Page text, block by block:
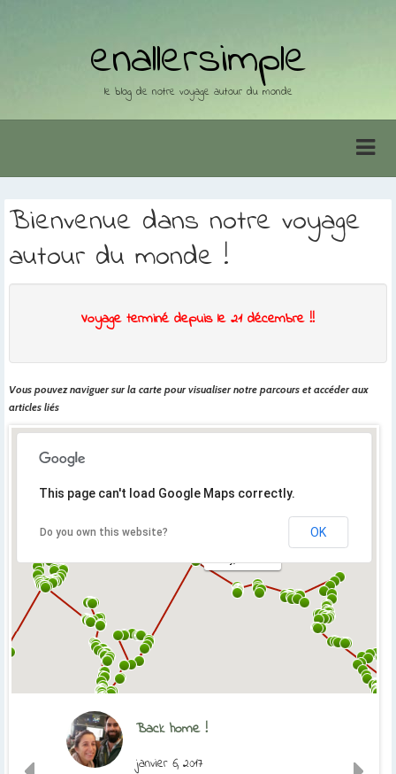
enallersimple
le blog de notre voyage autour du monde
Bienvenue dans notre voyage
autour du monde !
Voyage terminé depuis le 21 décembre !!
Vous pouvez naviguer sur la carte pour visualiser notre parcours et accéder aux
articles liés
This page can't load Google Maps correctly.
Do you own this website? OK
Back home !
janvier 6, 2017